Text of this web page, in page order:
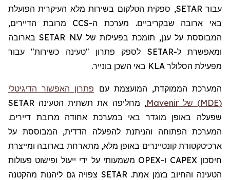
עבורSETAR, ספקית הטלקום בשירות מלא העיקרית הפועלת
באי ארובה שבקריביים. מערכת ה-CCS
מרובת הדיירים,
המבוססת על ענן, תומכת בפעילות שלSETAR N.Vבארובה
ומאפשרת ל-SETAR לספק פתרון "טעינה כשירות" עבור
מפעילת הסלולר KLA באי השכן בונייר.
המערכת הממוקדת, המועצמת עם פתרון האפשור הדיגיטלי
(
MDE) שלMavenir, מחליפה את תשתית הטעינה SETAR
שפעלה באופן מוגדר באי במערכת אחודה מרובת דיירים.
המערכת הפתוחה והניתנת להפעלה הדדית, המבוססת על
ארכיטקטורת קונטיינרים באופן מלא, מתארחת בארובה ומייצרת
חיסכוןCAPEX ו-OPEX משמעותי על ידי ייעול ופישוט פעולות
הטעינה והחיוב בזמן אמת. SETAR צפויה גם ליהנות מהקטנה